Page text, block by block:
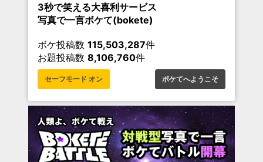
3秒で笑える大喜利サービス
写真で一言ボケて(bokete)
ボケ投稿数 115,503,287件
お題投稿数 8,106,760件
セーフモード オン ボケてへようこそ